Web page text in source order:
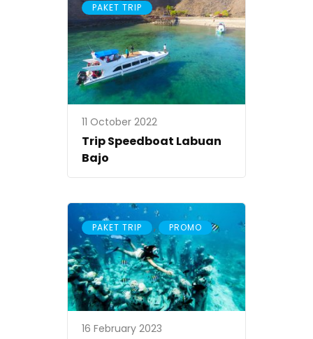
PAKET TRIP
11 October 2022
Trip Speedboat Labuan
Bajo
PAKET TRIP , PROMO
16 February 2023